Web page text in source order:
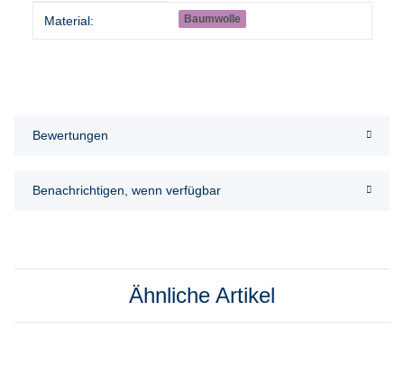
Produkteigenschaft
Wert
Material: Baumwolle
Bewertungen
Benachrichtigen, wenn verfügbar
Ähnliche Artikel